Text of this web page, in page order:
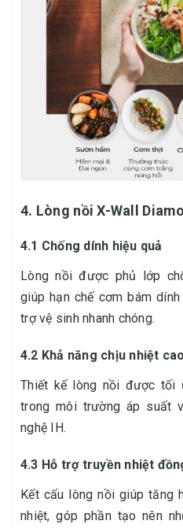
4. Lòng nồi X-Wall
4.1 Chống dính hiệu quả
Lòng nồi được phủ lớp
giúp hạn chế cơm bám
trợ vệ sinh nhanh chóng.
4.2 Khả năng chịu nhiệt cao
Thiết kế lòng nồi được tối
trong môi trường áp suất
nghệ IH.
4.3 Hỗ trợ truyền nhiệt
Kết cấu lòng nồi giúp tăng
nhiệt, góp phần tạo nên